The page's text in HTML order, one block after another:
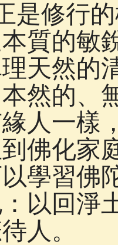
是修行
質的敏
天然的
然的、
人一樣
佛化家
學習佛
以回淨
人。